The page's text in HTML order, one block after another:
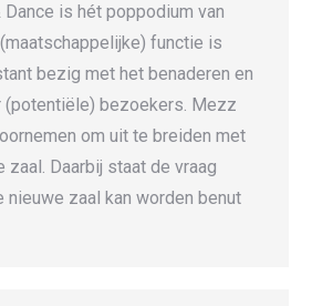
is hét poppodium van
functie is
bezig met het benaderen en
(potentiële) bezoekers. Mezz
om uit te breiden met
zaal. Daarbij staat de vraag
nieuwe zaal kan worden benut